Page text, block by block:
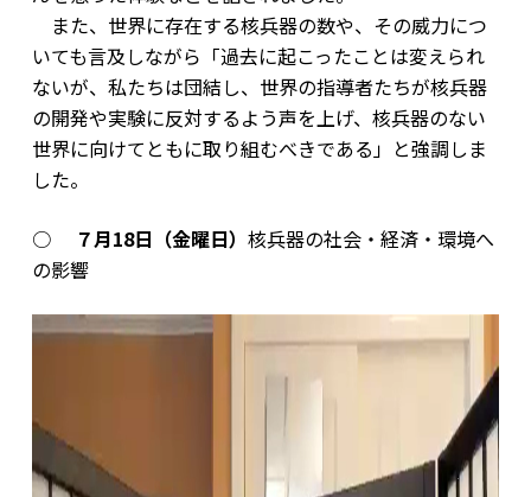
また、世界に存在する核兵器の数や、その威力につ
いても言及しながら「過去に起こったことは変えられ
ないが、私たちは団結し、世界の指導者たちが核兵器
の開発や実験に反対するよう声を上げ、核兵器のない
世界に向けてともに取り組むべきである」と強調しま
した。
○ ７月18日（金曜日） 核兵器の社会・経済・環境へ
の影響